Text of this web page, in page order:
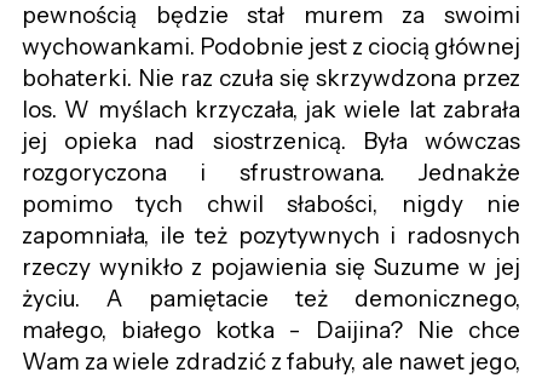
pewnością będzie stał murem za swoimi
wychowankami. Podobnie jest z ciocią głównej
bohaterki. Nie raz czuła się skrzywdzona przez
los. W myślach krzyczała, jak wiele lat zabrała
jej opieka nad siostrzenicą. Była wówczas
rozgoryczona i sfrustrowana. Jednakże
pomimo tych chwil słabości, nigdy nie
zapomniała, ile też pozytywnych i radosnych
rzeczy wynikło z pojawienia się Suzume w jej
życiu. A pamiętacie też demonicznego,
małego, białego kotka - Daijina? Nie chce
Wam za wiele zdradzić z fabuły, ale nawet jego,